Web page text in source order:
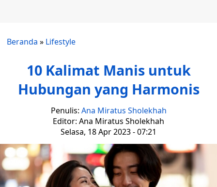
Beranda » Lifestyle
10 Kalimat Manis untuk
Hubungan yang Harmonis
Penulis: Ana Miratus Sholekhah
Editor: Ana Miratus Sholekhah
Selasa, 18 Apr 2023 - 07:21